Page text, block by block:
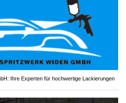
Ihre Experten für hochwertige Lackierungen